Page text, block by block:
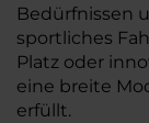
Bedürfnissen
sportliches
Platz oder
eine breite
erfüllt.